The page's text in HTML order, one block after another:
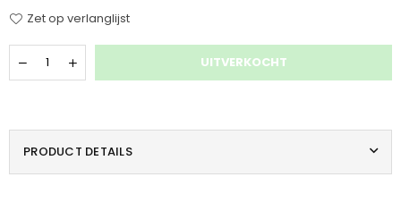
Zet op verlanglijst
Hoeveelheid
UITVERKOCHT
PRODUCT DETAILS